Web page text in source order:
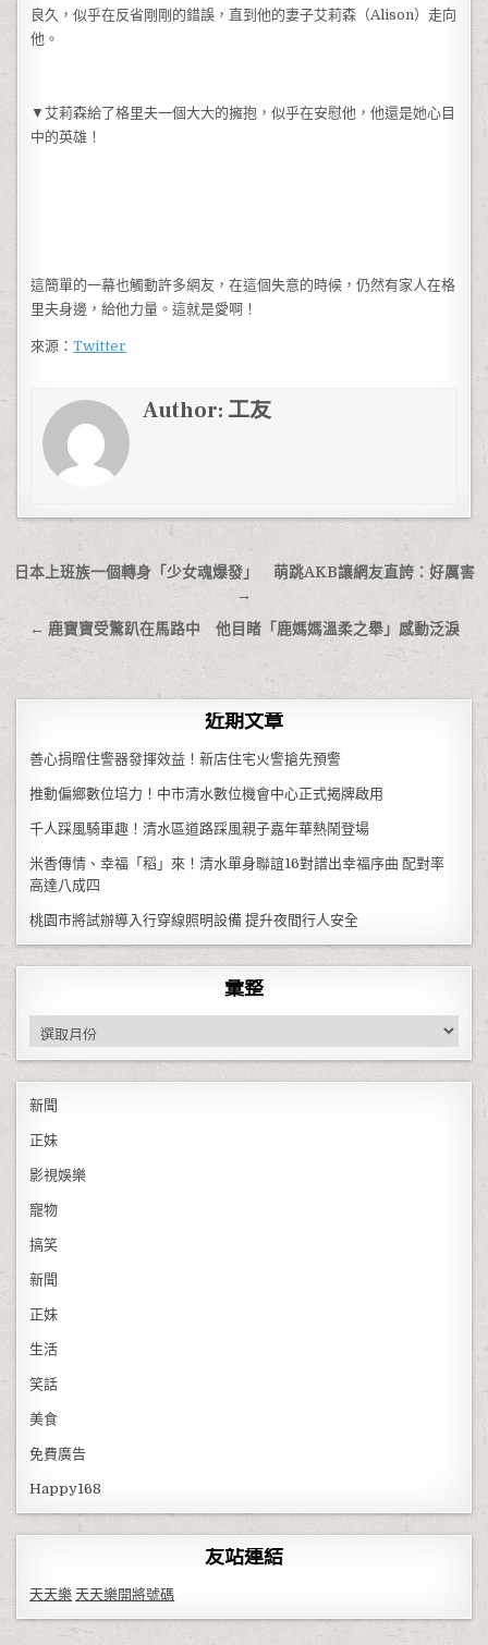
良久，似乎在反省剛剛的錯誤，直到他的妻子艾莉森（Alison）走向
他。
▼艾莉森給了格里夫一個大大的擁抱，似乎在安慰他，他還是她心目
中的英雄！
這簡單的一幕也觸動許多網友，在這個失意的時候，仍然有家人在格
里夫身邊，給他力量。這就是愛啊！
來源：Twitter
Author: 工友
文章導覽
日本上班族一個轉身「少女魂爆發」 萌跳AKB讓網友直誇：好厲害
→
← 鹿寶寶受驚趴在馬路中 他目睹「鹿媽媽溫柔之舉」感動泛淚
近期文章
善心捐贈住警器發揮效益！新店住宅火警搶先預警
推動偏鄉數位培力！中市清水數位機會中心正式揭牌啟用
千人踩風騎車趣！清水區道路踩風親子嘉年華熱鬧登場
米香傳情、幸福「稻」來！清水單身聯誼16對譜出幸福序曲 配對率
高達八成四
桃園市將試辦導入行穿線照明設備 提升夜間行人安全
彙整
彙整
新聞
正妹
影視娛樂
寵物
搞笑
新聞
正妹
生活
笑話
美食
免費廣告
Happy168
友站連結
天天樂 天天樂開將號碼